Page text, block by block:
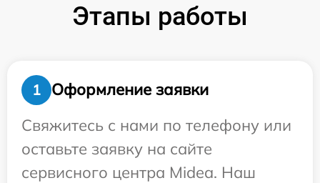
Этапы работы
1
Оформление заявки
Свяжитесь с нами по телефону или
оставьте заявку на сайте
сервисного центра Midea. Наш